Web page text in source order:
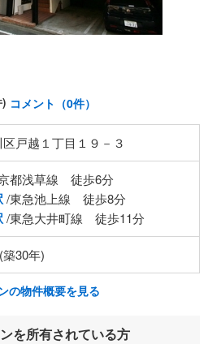
コメント（0件）
戸越１丁目１９－３
都浅草線 徒歩6分
/東急池上線 徒歩8分
/東急大井町線 徒歩11分
30年)
の物件概要を見る
を所有されている方